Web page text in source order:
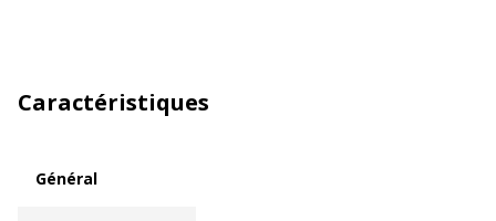
Caractéristiques
Général